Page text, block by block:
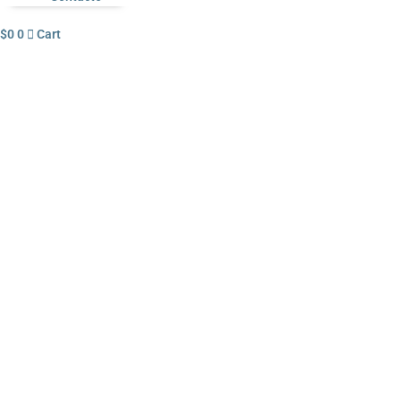
$00 Cart